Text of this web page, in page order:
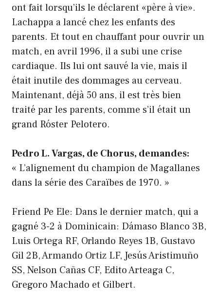
ont fait lorsqu’ils le déclarent «père à vie».
Lachappa a lancé chez les enfants des
parents. Et tout en chauffant pour ouvrir un
match, en avril 1996, il a subi une crise
cardiaque. Ils lui ont sauvé la vie, mais il
était inutile des dommages au cerveau.
Maintenant, déjà 50 ans, il est très bien
traité par les parents, comme s’il était un
grand Róster Pelotero.
Pedro L. Vargas, de Chorus, demandes:
« L’alignement du champion de Magallanes
dans la série des Caraïbes de 1970. »
Friend Pe Ele: Dans le dernier match, qui a
gagné 3-2 à Dominicain: Dámaso Blanco 3B,
Luis Ortega RF, Orlando Reyes 1B, Gustavo
Gil 2B, Armando Ortiz LF, Jesús Aristimuño
SS, Nelson Cañas CF, Edito Arteaga C,
Gregoro Machado et Gilbert.